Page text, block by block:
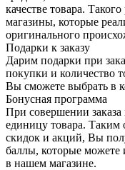
качестве товара.
магазины, которые
оригинального
Подарки к заказу
Дарим подарки при
покупки и количество
Вы сможете выбрать в
Бонусная программа
При совершении
единицу товара.
скидок и акций, Вы
баллы, которые можете
в нашем магазине.